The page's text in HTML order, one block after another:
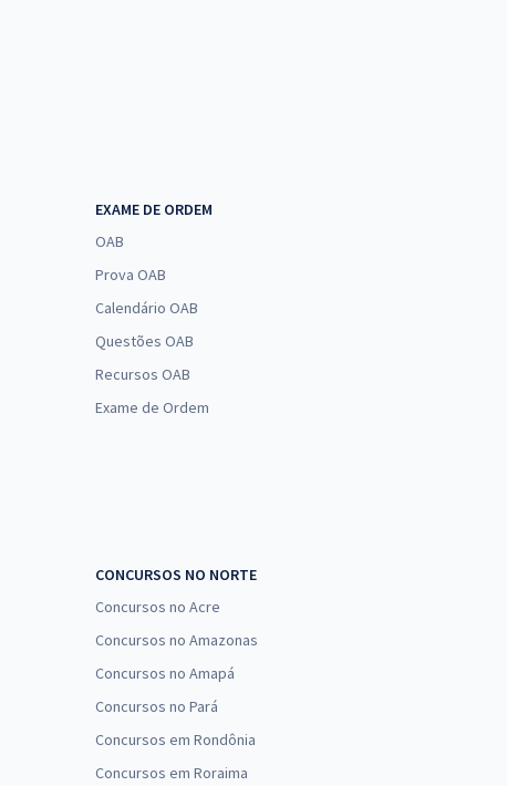
EXAME DE ORDEM
OAB
Prova OAB
Calendário OAB
Questões OAB
Recursos OAB
Exame de Ordem
CONCURSOS NO NORTE
Concursos no Acre
Concursos no Amazonas
Concursos no Amapá
Concursos no Pará
Concursos em Rondônia
Concursos em Roraima